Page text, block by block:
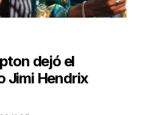
dejó el
Jimi Hendrix